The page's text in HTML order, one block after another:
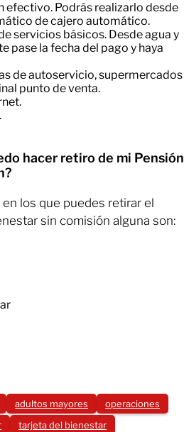
efectivo. Podrás realizarlo desde
de cajero automático.
servicios básicos. Desde agua y
pase la fecha del pago y haya
de autoservicio, supermercados
punto de venta.
hacer retiro de mi Pensión
los que puedes retirar el
sin comisión alguna son:
adultos mayores
operaciones
tarjeta del bienestar